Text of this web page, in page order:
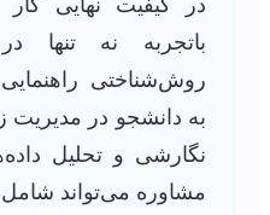
در کیفیت نهایی
باتجربه نه تنها
روش‌شناختی
به دانشجو در مدیریت
نگارشی و تحلیل
مشاوره می‌تواند شامل